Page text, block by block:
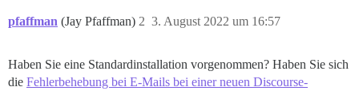
pfaffman (Jay Pfaffman) 3. August 2022 um 16:57
2
Haben Sie eine Standardinstallation vorgenommen? Haben Sie sich
die Fehlerbehebung bei E-Mails bei einer neuen Discourse-